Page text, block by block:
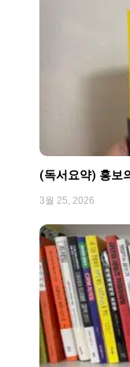
(독서요약) 홍보
3월 25, 2026